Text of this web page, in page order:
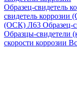
Образец-свидетель
свидетель
(ОСК) Л63 Образец-
Образцы-свидетели
скорости коррозии